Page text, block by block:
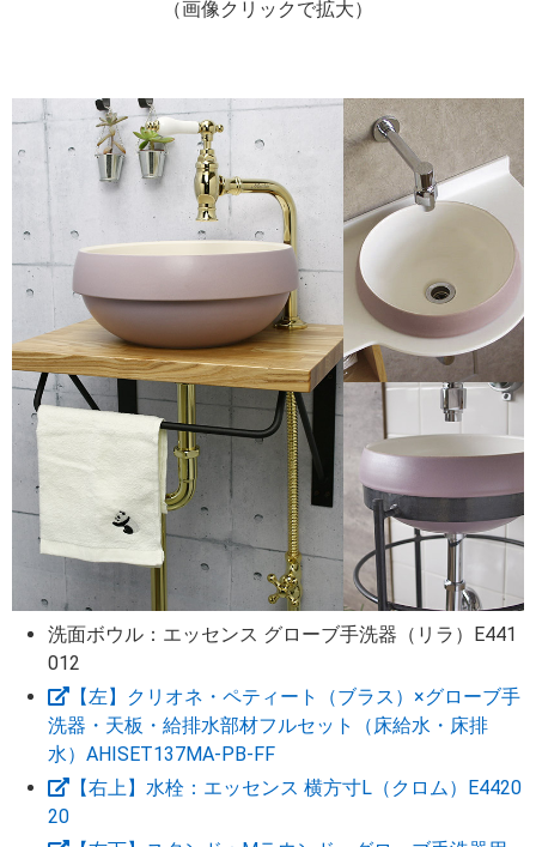
（画像クリックで拡大）
洗面ボウル：エッセンス グローブ手洗器（リラ）E441
012
【左】クリオネ・ペティート（ブラス）×グローブ手
洗器・天板・給排水部材フルセット（床給水・床排
水）AHISET137MA-PB-FF
【右上】水栓：エッセンス 横方寸L（クロム）E4420
20